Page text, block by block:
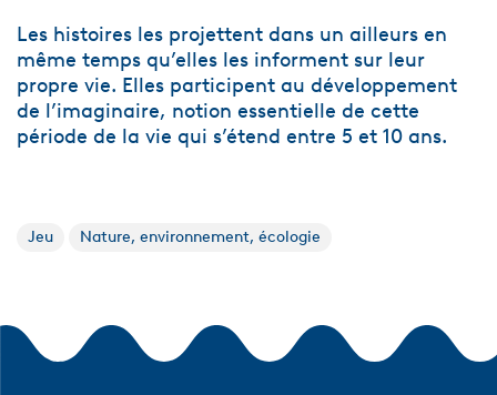
Les histoires les projettent dans un ailleurs en
même temps qu’elles les informent sur leur
propre vie. Elles participent au développement
de l’imaginaire, notion essentielle de cette
période de la vie qui s’étend entre 5 et 10 ans.
Jeu Nature, environnement, écologie